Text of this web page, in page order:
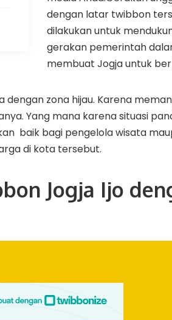
dengan latar twibbon
dilakukan untuk
gerakan pemerintah
membuat Jogja untuk
zona hijau. Karena
Yang mana karena situasi
baik bagi pengelola wisata
di kota tersebut.
Jogja Ijo